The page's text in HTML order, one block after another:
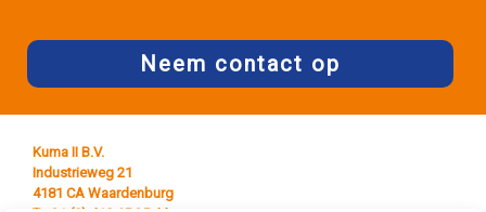
Neem contact op
Kuma II B.V.
Industrieweg 21
4181 CA Waardenburg